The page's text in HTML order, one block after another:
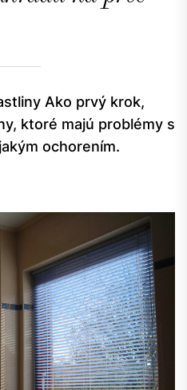
Ako prvý krok,
ktoré majú problémy s
ochorením.